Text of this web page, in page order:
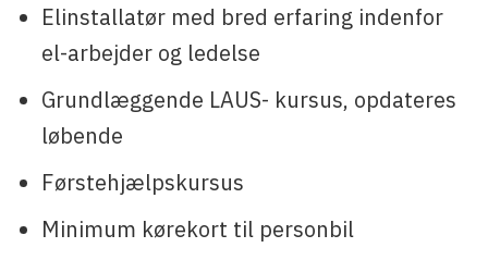
Elinstallatør med bred erfaring indenfor
el-arbejder og ledelse
Grundlæggende LAUS- kursus, opdateres
løbende
Førstehjælpskursus
Minimum kørekort til personbil